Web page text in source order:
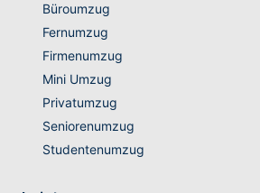
Büroumzug
Fernumzug
Firmenumzug
Mini Umzug
Privatumzug
Seniorenumzug
Studentenumzug